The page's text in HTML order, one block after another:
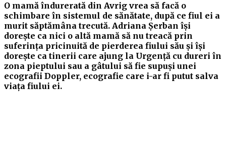
O mamă îndurerată din Avrig vrea să facă o
schimbare în sistemul de sănătate, după ce fiul ei a
murit săptămâna trecută. Adriana Șerban își
dorește ca nici o altă mamă să nu treacă prin
suferința pricinuită de pierderea fiului său și își
dorește ca tinerii care ajung la Urgență cu dureri în
zona pieptului sau a gâtului să fie supuși unei
ecografii Doppler, ecografie care i-ar fi putut salva
viața fiului ei.